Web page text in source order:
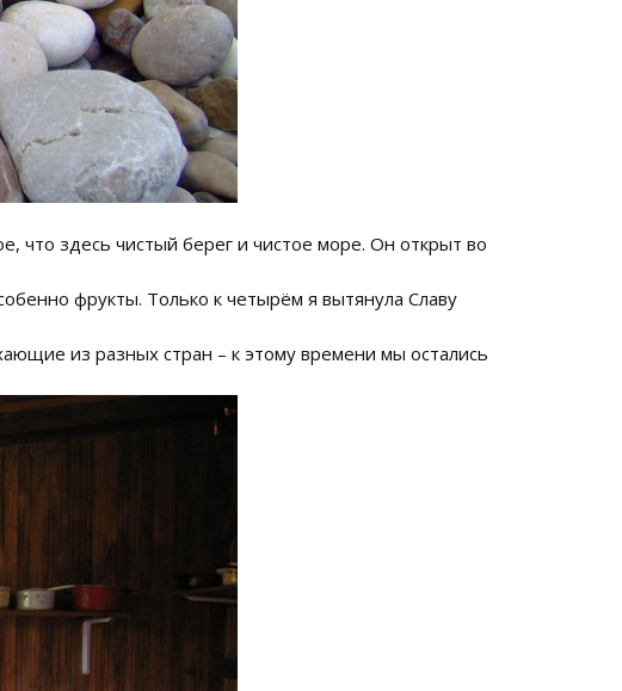
что здесь чистый берег и чистое море. Он открыт во
фрукты. Только к четырём я вытянула Славу
из разных стран – к этому времени мы остались